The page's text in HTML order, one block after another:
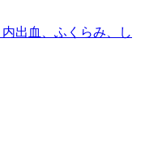
出血、ふくらみ、し